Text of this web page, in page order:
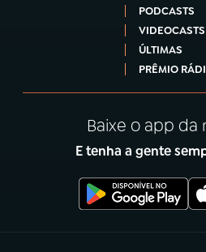
PODCASTS
VIDEOCASTS
ÚLTIMAS
PRÊMIO
Baixe o app da
E tenha a gente